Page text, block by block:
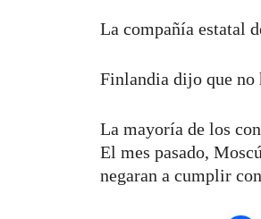
La compañía estatal
Finlandia dijo que no
La mayoría de los
El mes pasado,
negaran a cumplir